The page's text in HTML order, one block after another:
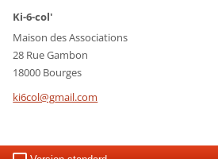
Ki-6-col'
Maison des Associations
28 Rue Gambon
18000 Bourges
ki6col@gmail.com